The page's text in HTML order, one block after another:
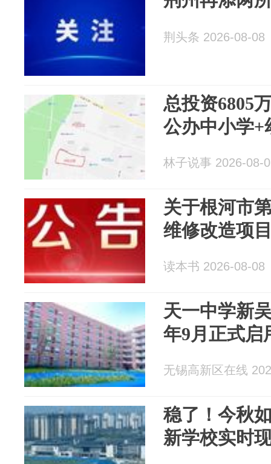
荆头条 2026-08-08
总投资6805
公办中小学+
林子说事 2026-08-
关于根河市
维修改造项
读本书 2026-08-08
天一中学新
年9月正式启
无锡高新区在线
稳了！今秋
新学校实时